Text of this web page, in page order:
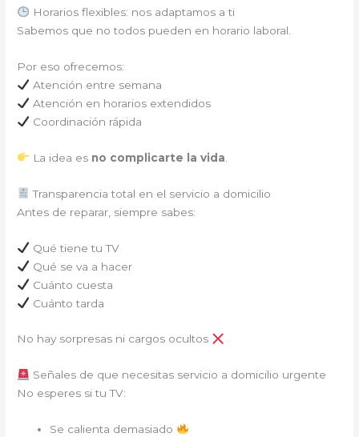
Horarios flexibles: nos adaptamos a ti
Sabemos que no todos pueden en horario laboral.
Por eso ofrecemos:
Atención entre semana
Atención en horarios extendidos
Coordinación rápida
La idea es no complicarte la vida
Transparencia total en el servicio a domicilio
Antes de reparar, siempre sabes:
Qué tiene tu TV
Qué se va a hacer
Cuánto cuesta
Cuánto tarda
No hay sorpresas ni cargos ocultos
Señales de que necesitas servicio a domicilio urgente
No esperes si tu TV:
Se calienta demasiado